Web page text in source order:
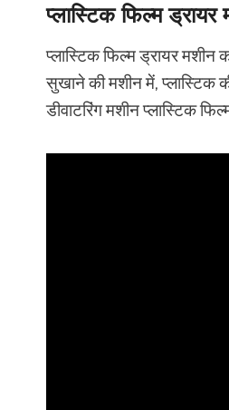
प्लास्टिक फिल्म
प्लास्टिक फिल्म ड्रायर मशीन
सुखाने की मशीन में, प्लास्टिक
डीवाटरिंग मशीन प्लास्टिक